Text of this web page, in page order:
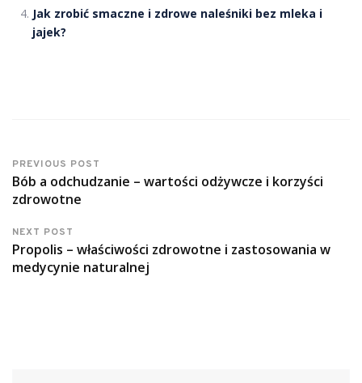
Jak zrobić smaczne i zdrowe naleśniki bez mleka i
jajek?
PREVIOUS POST
Bób a odchudzanie – wartości odżywcze i korzyści
zdrowotne
NEXT POST
Propolis – właściwości zdrowotne i zastosowania w
medycynie naturalnej